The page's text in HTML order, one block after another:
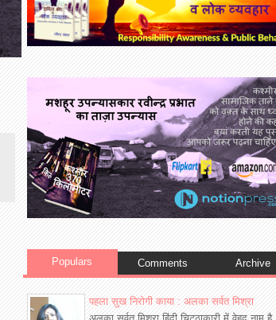
Populars Comments Archive
पहला सुख निरोगी काया : अलका सर्वत मिश्रा